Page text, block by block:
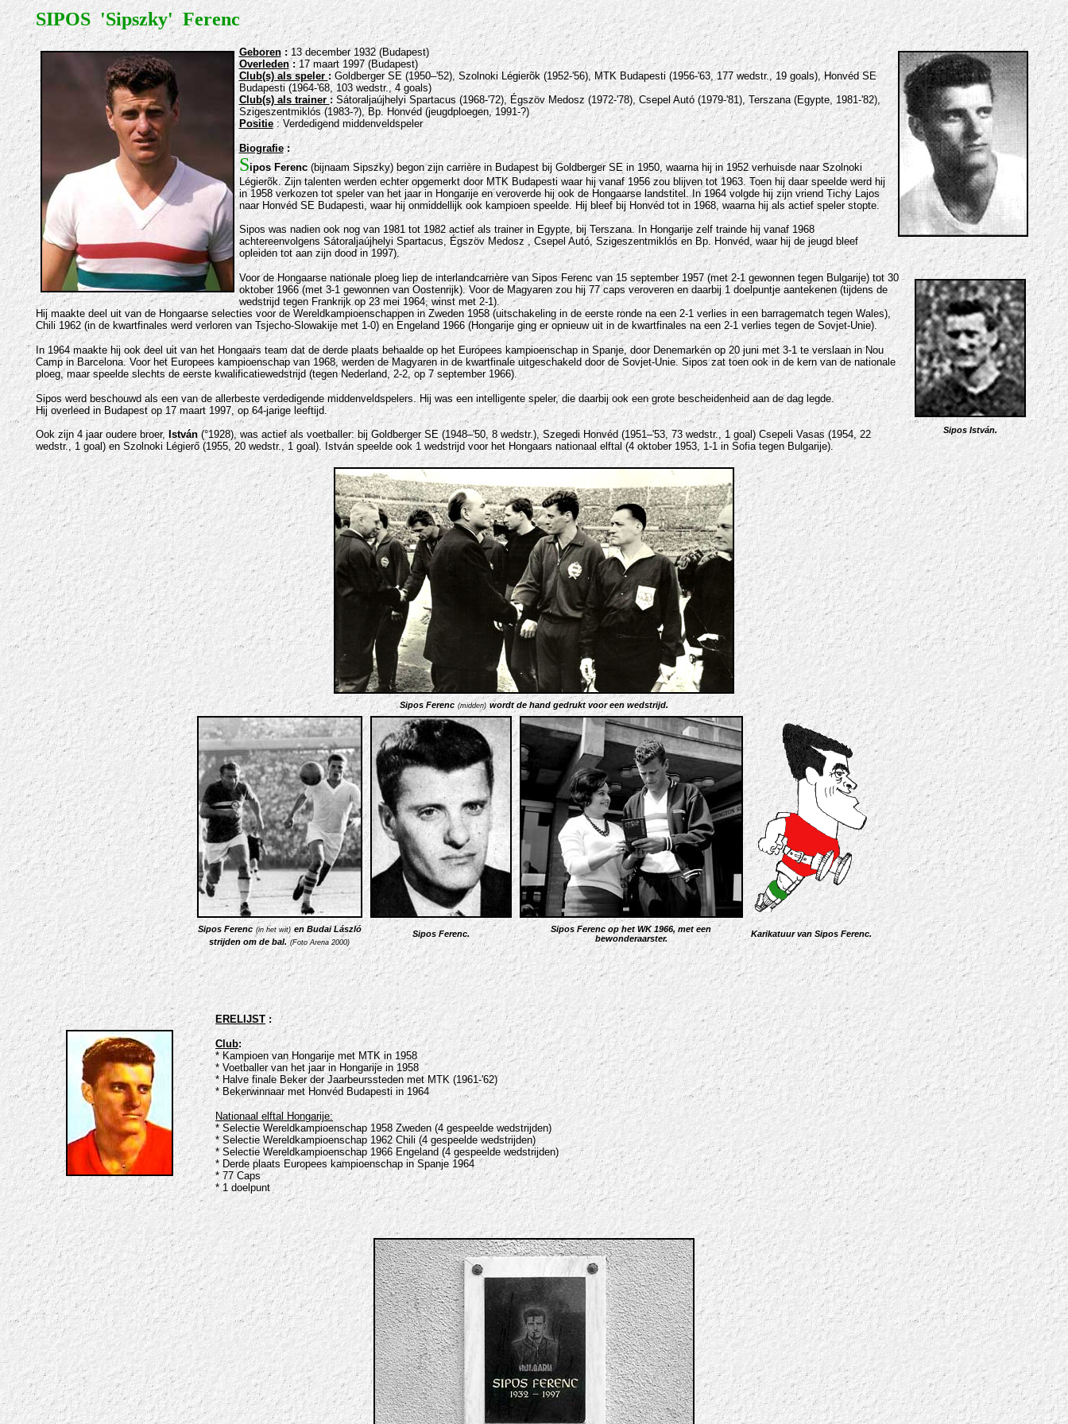
SIPOS 'Sipszky' Ferenc
Geboren: 13 december 1932 (Budapest)
Overleden:17 maart 1997 (Budapest)
Club(s) als speler:Goldberger SE (1950–'52), Szolnoki Légierõk (1952-'56), MTK Budapesti (1956-'63, 177 wedstr., 19 goals), Honvéd SE
Budapesti (1964-'68, 103 wedstr., 4 goals)
Club(s) als trainer :Sátoraljaújhelyi Spartacus (1968-'72), Égszöv Medosz (1972-'78), Csepel Autó (1979-'81), Terszana (Egypte, 1981-'82),
Szigeszentmiklós (1983-?), Bp. Honvéd (jeugdploegen, 1991-?)
Positie : Verdedigend middenveldspeler
Biografie:
Sipos Ferenc(bijnaam Sipszky) begon zijn carrière in Budapest bij Goldberger SE in 1950, waarna hij in 1952 verhuisde naar Szolnoki
Légierõk. Zijn talenten werden echter opgemerkt door MTK Budapesti waar hij vanaf 1956 zou blijven tot 1963. Toen hij daar speelde werd hij
in 1958 verkozen tot speler van het jaar in Hongarije en veroverde hij ook de Hongaarse landstitel. In 1964 volgde hij zijn vriend Tichy Lajos
naar Honvéd SE Budapesti, waar hij onmiddellijk ook kampioen speelde. Hij bleef bij Honvéd tot in 1968, waarna hij als actief speler stopte.
Sipos was nadien ook nog van 1981 tot 1982 actief als trainer in Egypte, bij Terszana. In Hongarije zelf trainde hij vanaf 1968
achtereenvolgens Sátoraljaújhelyi Spartacus, Égszöv Medosz , Csepel Autó, Szigeszentmiklós en Bp. Honvéd, waar hij de jeugd bleef
opleiden tot aan zijn dood in 1997).
Sipos István.
Voor de Hongaarse nationale ploeg liep de interlandcarrière van Sipos Ferenc van 15 september 1957 (met 2-1 gewonnen tegen Bulgarije) tot 30
oktober 1966 (met 3-1 gewonnen van Oostenrijk). Voor de Magyaren zou hij 77 caps veroveren en daarbij 1 doelpuntje aantekenen (tijdens de
wedstrijd tegen Frankrijk op 23 mei 1964, winst met 2-1).
Hij maakte deel uit van de Hongaarse selecties voor de Wereldkampioenschappen in Zweden 1958 (uitschakeling in de eerste ronde na een 2-1 verlies in een barragematch tegen Wales),
Chili 1962 (in de kwartfinales werd verloren van Tsjecho-Slowakije met 1-0) en Engeland 1966 (Hongarije ging er opnieuw uit in de kwartfinales na een 2-1 verlies tegen de Sovjet-Unie).
In 1964 maakte hij ook deel uit van het Hongaars team dat de derde plaats behaalde op het Europees kampioenschap in Spanje, door Denemarken op 20 juni met 3-1 te verslaan in Nou
Camp in Barcelona. Voor het Europees kampioenschap van 1968, werden de Magyaren in de kwartfinale uitgeschakeld door de Sovjet-Unie. Sipos zat toen ook in de kern van de nationale
ploeg, maar speelde slechts de eerste kwalificatiewedstrijd (tegen Nederland, 2-2, op 7 september 1966).
Sipos werd beschouwd als een van de allerbeste verdedigende middenveldspelers. Hij was een intelligente speler, die daarbij ook een grote bescheidenheid aan de dag legde.
Hij overleed in Budapest op 17 maart 1997, op 64-jarige leeftijd.
Ook zijn 4 jaar oudere broer, István(°1928), was actief als voetballer: bij Goldberger SE (1948–'50, 8 wedstr.), Szegedi Honvéd (1951–'53, 73 wedstr., 1 goal) Csepeli Vasas (1954, 22
wedstr., 1 goal) en Szolnoki Légierő (1955, 20 wedstr., 1 goal). István speelde ook 1 wedstrijd voor het Hongaars nationaal elftal (4 oktober 1953, 1-1 in Sofia tegen Bulgarije).
Sipos Ferenc (midden) wordt de hand gedrukt voor een wedstrijd.
Sipos Ferenc (in het wit) en Budai László
strijden om de bal. (Foto Arena 2000)
Sipos Ferenc.
Sipos Ferenc op het WK 1966, met een
bewonderaarster.
Karikatuur van Sipos Ferenc.
ERELIJST:
Club:
* Kampioen van Hongarije met MTK in 1958
* Voetballer van het jaar in Hongarije in 1958
* Halve finale Beker der Jaarbeurssteden met MTK (1961-'62)
* Bekerwinnaar met Honvéd Budapesti in 1964
Nationaal elftal Hongarije:
* Selectie Wereldkampioenschap 1958 Zweden (4 gespeelde wedstrijden)
* Selectie Wereldkampioenschap 1962 Chili (4 gespeelde wedstrijden)
* Selectie Wereldkampioenschap 1966 Engeland (4 gespeelde wedstrijden)
* Derde plaats Europees kampioenschap in Spanje 1964
* 77 Caps
* 1 doelpunt